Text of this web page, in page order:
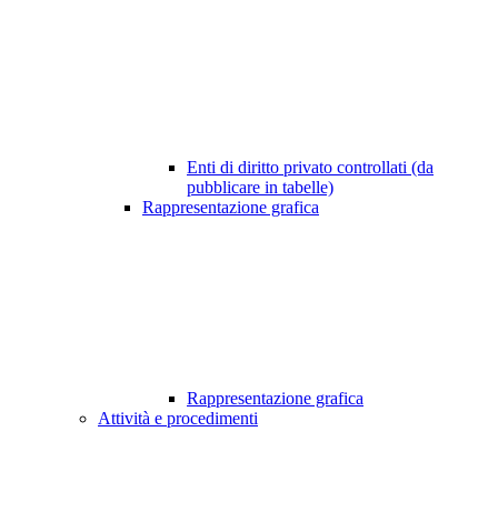
Enti di diritto privato controllati (da
pubblicare in tabelle)
Rappresentazione grafica
Rappresentazione grafica
Attività e procedimenti